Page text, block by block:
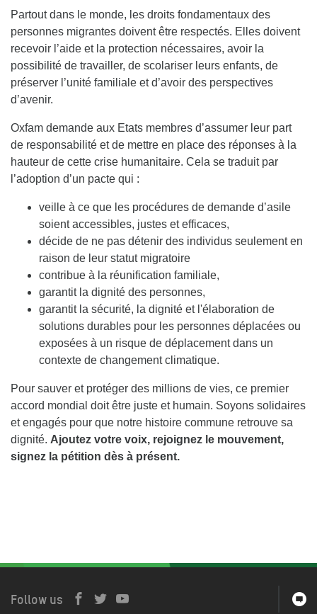
Partout dans le monde, les droits fondamentaux des
personnes migrantes doivent être respectés. Elles doivent
recevoir l’aide et la protection nécessaires, avoir la
possibilité de travailler, de scolariser leurs enfants, de
préserver l’unité familiale et d’avoir des perspectives
d’avenir.
Oxfam demande aux Etats membres d’assumer leur part
de responsabilité et de mettre en place des réponses à la
hauteur de cette crise humanitaire. Cela se traduit par
l’adoption d’un pacte qui :
veille à ce que les procédures de demande d’asile
soient accessibles, justes et efficaces,
décide de ne pas détenir des individus seulement en
raison de leur statut migratoire
contribue à la réunification familiale,
garantit la dignité des personnes,
garantit la sécurité, la dignité et l'élaboration de
solutions durables pour les personnes déplacées ou
exposées à un risque de déplacement dans un
contexte de changement climatique.
Pour sauver et protéger des millions de vies, ce premier
accord mondial doit être juste et humain. Soyons solidaires
et engagés pour que notre histoire commune retrouve sa
dignité. Ajoutez votre voix, rejoignez le mouvement,
signez la pétition dès à présent.
Follow us